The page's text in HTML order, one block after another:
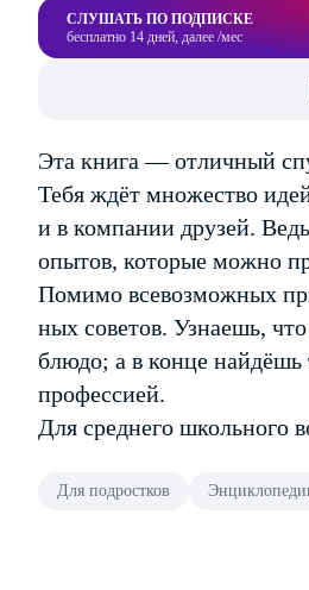
СЛУШАТЬ ПО ПОДПИСКЕ
бесплатно 14 дней, далее /мес
Эта книга — отличный
Тебя ждёт множество
и в компании друзей.
опытов, которые можно
Помимо всевозможных
ных советов. Узнаешь,
блюдо; а в конце найдёшь
профессией.
Для среднего школьного
Для подростков